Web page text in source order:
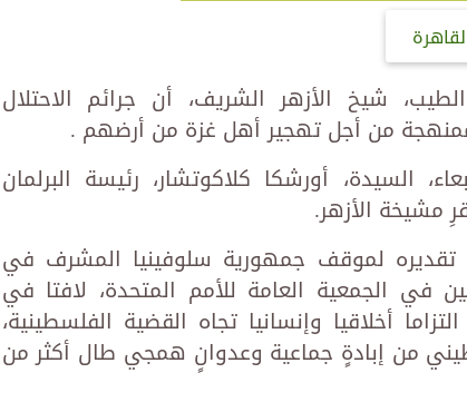
شيخ الأزهر الشريف، أن جرائم الاحتلال
من أجل تهجير أهل غزة من أرضهم .
السيدة، أورشكا كلاكوتشار، رئيسة البرلمان
مشيخة الأزهر.
تقديره لموقف جمهورية سلوفينيا المشرف في
في الجمعية العامة للأمم المتحدة، لافتا في
أخلاقيا وإنسانيا تجاه القضية الفلسطينية،
من إبادةٍ جماعية وعدوانٍ همجي طال أكثر من